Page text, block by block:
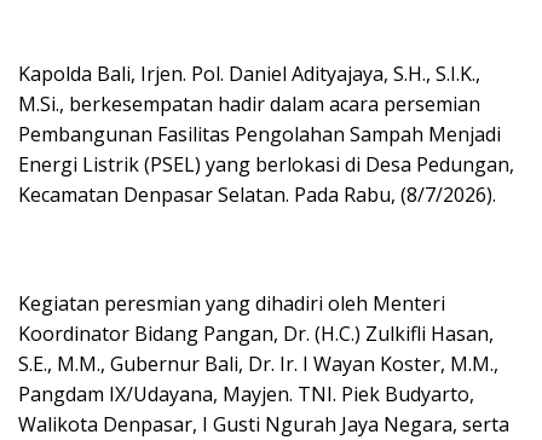
Kapolda Bali, Irjen. Pol. Daniel Adityajaya, S.H., S.I.K.,
M.Si., berkesempatan hadir dalam acara persemian
Pembangunan Fasilitas Pengolahan Sampah Menjadi
Energi Listrik (PSEL) yang berlokasi di Desa Pedungan,
Kecamatan Denpasar Selatan. Pada Rabu, (8/7/2026).
Kegiatan peresmian yang dihadiri oleh Menteri
Koordinator Bidang Pangan, Dr. (H.C.) Zulkifli Hasan,
S.E., M.M., Gubernur Bali, Dr. Ir. I Wayan Koster, M.M.,
Pangdam IX/Udayana, Mayjen. TNI. Piek Budyarto,
Walikota Denpasar, I Gusti Ngurah Jaya Negara, serta